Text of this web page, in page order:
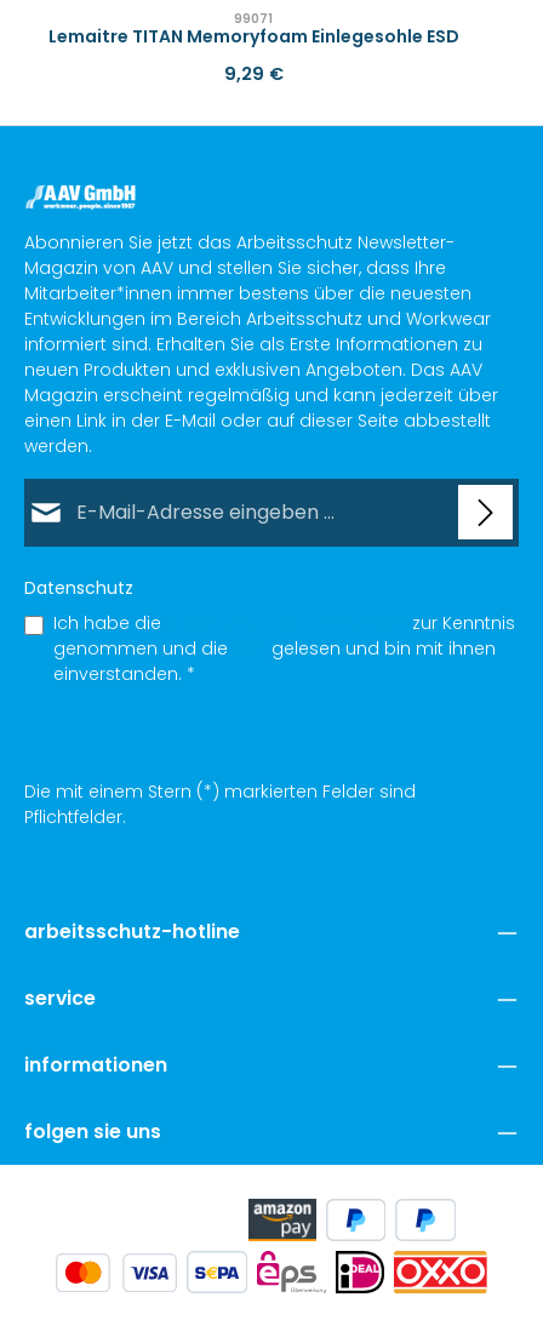
99071
Lemaitre TITAN Memoryfoam Einlegesohle ESD
Regulärer Preis:
9,29 €
Abonnieren Sie jetzt das Arbeitsschutz Newsletter-
Magazin von AAV und stellen Sie sicher, dass Ihre
Mitarbeiter*innen immer bestens über die neuesten
Entwicklungen im Bereich Arbeitsschutz und Workwear
informiert sind. Erhalten Sie als Erste Informationen zu
neuen Produkten und exklusiven Angeboten. Das AAV
Magazin erscheint regelmäßig und kann jederzeit über
einen Link in der E-Mail oder auf dieser Seite abbestellt
werden.
Datenschutz
Ich habe die
zur Kenntnis
genommen und die
gelesen und bin mit ihnen
einverstanden. *
Die mit einem Stern (*) markierten Felder sind
Pflichtfelder.
arbeitsschutz-hotline
service
informationen
folgen sie uns